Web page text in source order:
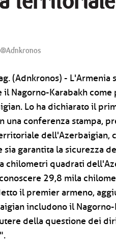
@Adnkronos
(Adnkronos) -
il Nagorno-Karabakh
Lo ha dichiarato il
una conferenza stampa,
dell'Azerbaigian,
sia garantita la sicurezza
chilometri quadrati
29,8 mila
il premier armeno,
includono il
della questione dei